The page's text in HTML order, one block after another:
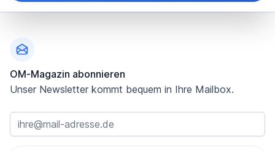
OM-Magazin abonnieren
Unser Newsletter kommt bequem in Ihre Mailbox.